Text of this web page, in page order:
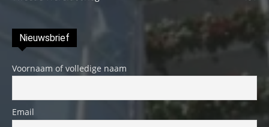
Nieuwsbrief
Voornaam of volledige naam
Email